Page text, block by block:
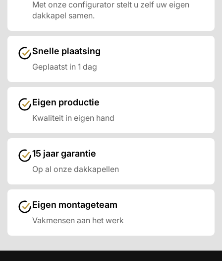
Met onze configurator stelt u zelf uw eigen
dakkapel samen.
Snelle plaatsing
Geplaatst in 1 dag
Eigen productie
Kwaliteit in eigen hand
15 jaar garantie
Op al onze dakkapellen
Eigen montageteam
Vakmensen aan het werk